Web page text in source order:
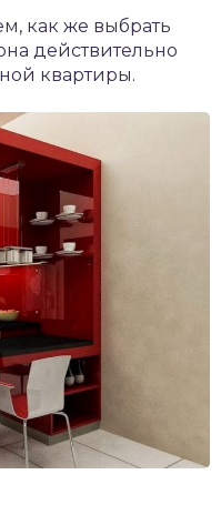
как же выбрать
действительно
квартиры.